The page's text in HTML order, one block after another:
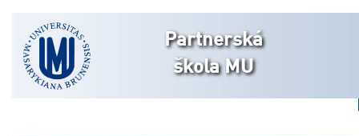
Partnerská
škola MU